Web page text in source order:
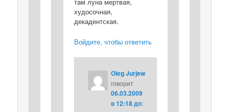
худосочная,
декадентская.
Войдите, чтобы ответить
Oleg Jurjew
говорит
06.03.2009
в 12:18 дп: